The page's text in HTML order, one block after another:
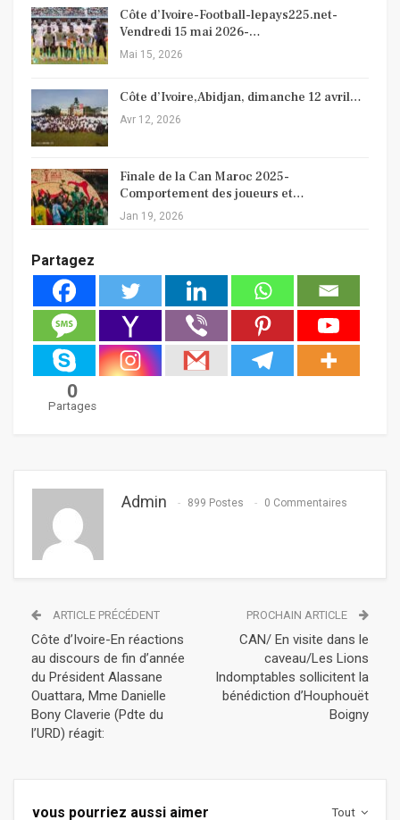
Côte d’Ivoire-Football-lepays225.net-
Vendredi 15 mai 2026-…
Mai 15, 2026
Côte d’Ivoire,Abidjan, dimanche 12 avril…
Avr 12, 2026
Finale de la Can Maroc 2025-
Comportement des joueurs et…
Jan 19, 2026
Partagez
0
Partages
Admin 899 Postes 0 Commentaires
ARTICLE PRÉCÉDENT
Côte d’Ivoire-En réactions
au discours de fin d’année
du Président Alassane
Ouattara, Mme Danielle
Bony Claverie (Pdte du
l’URD) réagit:
PROCHAIN ARTICLE
CAN/ En visite dans le
caveau/Les Lions
Indomptables sollicitent la
bénédiction d’Houphouët
Boigny
Tout
vous pourriez aussi aimer